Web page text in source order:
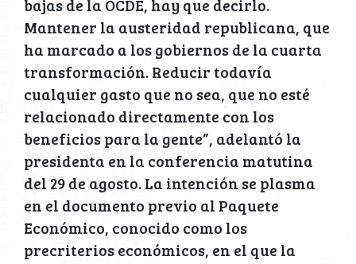
bajas de la OCDE, hay que decirlo.
Mantener la austeridad republicana, que
ha marcado a los gobiernos de la cuarta
transformación. Reducir todavía
cualquier gasto que no sea, que no esté
relacionado directamente con los
beneficios para la gente”, adelantó la
presidenta en la conferencia matutina
del 29 de agosto. La intención se plasma
en el documento previo al Paquete
Económico, conocido como los
precriterios económicos, en el que la